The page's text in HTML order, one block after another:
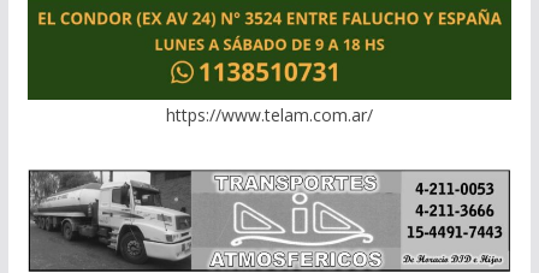
https://www.telam.com.ar/